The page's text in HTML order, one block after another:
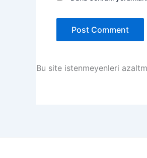
Bu site istenmeyenleri